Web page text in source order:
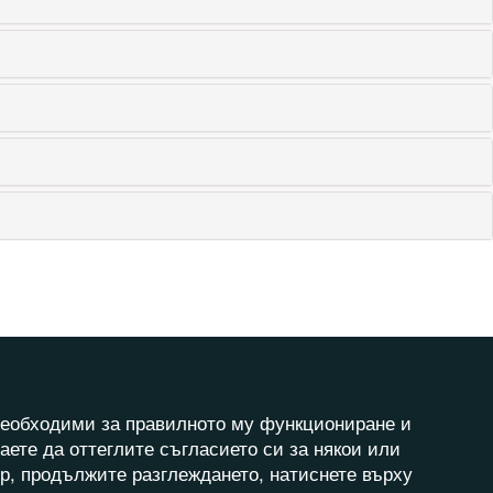
за правилното му функциониране и
да оттеглите съгласието си за някои или
продължите разглеждането, натиснете върху